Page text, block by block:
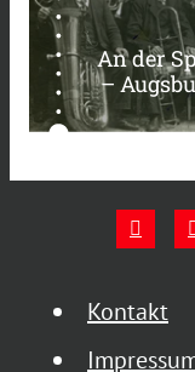
An der
–
Kontakt